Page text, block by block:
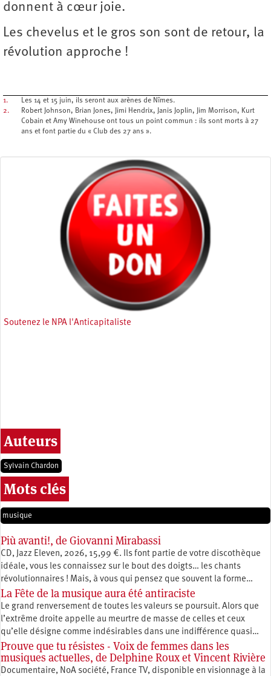
donnent à cœur joie.
Les chevelus et le gros son sont de retour, la
révolution approche !
1.
Les 14 et 15 juin, ils seront aux arènes de Nîmes.
2.
Robert Johnson, Brian Jones, Jimi Hendrix, Janis Joplin, Jim Morrison, Kurt
Cobain et Amy Winehouse ont tous un point commun : ils sont morts à 27
ans et font partie du « Club des 27 ans ».
Soutenez le NPA l'Anticapitaliste
Auteurs
Sylvain Chardon
Mots clés
musique
Più avanti!, de Giovanni Mirabassi
CD, Jazz Eleven, 2026, 15,99 €. Ils font partie de votre discothèque
idéale, vous les connaissez sur le bout des doigts… les chants
révolutionnaires ! Mais, à vous qui pensez que souvent la forme…
La Fête de la musique aura été antiraciste
Le grand renversement de toutes les valeurs se poursuit. Alors que
l’extrême droite appelle au meurtre de masse de celles et ceux
qu’elle désigne comme indésirables dans une indifférence quasi…
Prouve que tu résistes - Voix de femmes dans les
musiques actuelles, de Delphine Roux et Vincent Rivière
Documentaire, NoA société, France TV, disponible en visionnage à la